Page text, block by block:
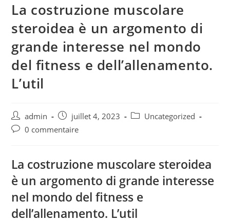
La costruzione muscolare
steroidea è un argomento di
grande interesse nel mondo
del fitness e dell’allenamento.
L’util
admin juillet 4, 2023
Uncategorized
0 commentaire
La costruzione muscolare steroidea
è un argomento di grande interesse
nel mondo del fitness e
dell’allenamento. L’util